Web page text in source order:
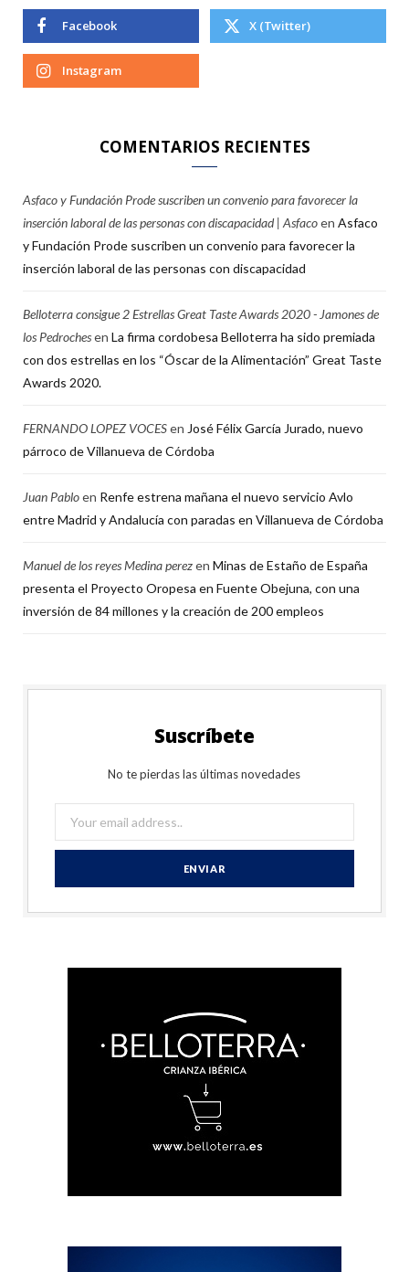
Facebook X (Twitter)
Instagram
COMENTARIOS RECIENTES
Asfaco y Fundación Prode suscriben un convenio para favorecer la
inserción laboral de las personas con discapacidad | Asfacoen Asfaco
y Fundación Prode suscriben un convenio para favorecer la
inserción laboral de las personas con discapacidad
Belloterra consigue 2 Estrellas Great Taste Awards 2020 - Jamones de
los Pedrochesen La firma cordobesa Belloterra ha sido premiada
con dos estrellas en los “Óscar de la Alimentación” Great Taste
Awards 2020.
FERNANDO LOPEZ VOCESen José Félix García Jurado, nuevo
párroco de Villanueva de Córdoba
Juan Pabloen Renfe estrena mañana el nuevo servicio Avlo
entre Madrid y Andalucía con paradas en Villanueva de Córdoba
Manuel de los reyes Medina perezen Minas de Estaño de España
presenta el Proyecto Oropesa en Fuente Obejuna, con una
inversión de 84 millones y la creación de 200 empleos
Suscríbete
No te pierdas las últimas novedades